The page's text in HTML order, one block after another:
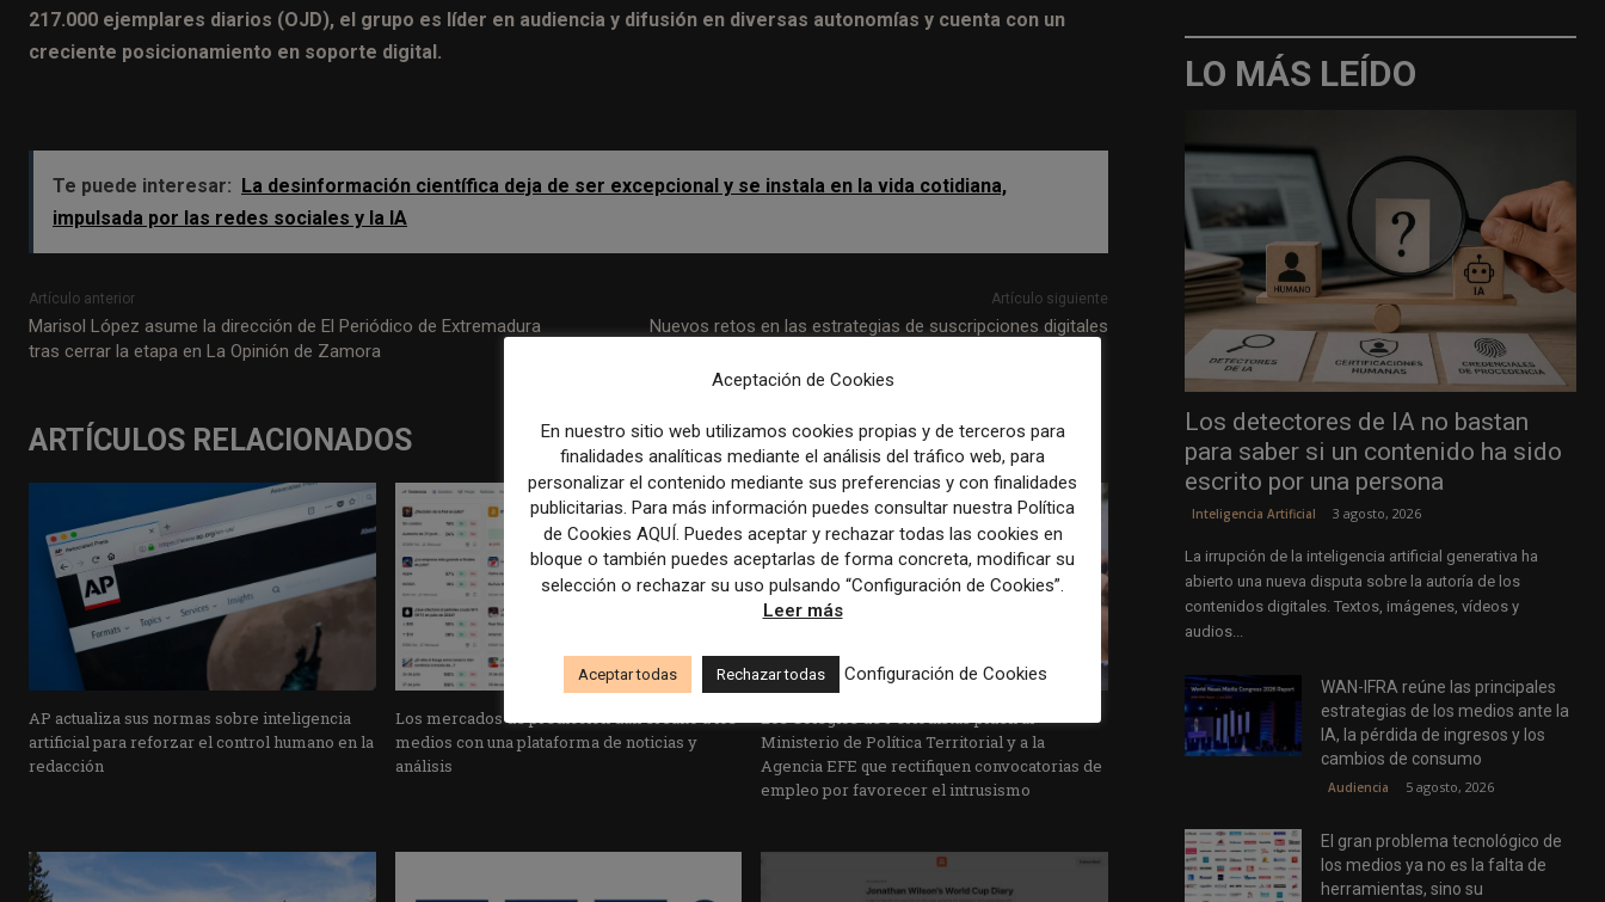
217.000 ejemplares diarios (OJD), el grupo es líder en audiencia y difusión en diversas autonomías y cuenta con un
creciente posicionamiento en soporte digital.
Te puede interesar: La desinformación científica deja de ser excepcional y se instala en la vida cotidiana,
impulsada por las redes sociales y la IA
Artículo anterior
Marisol López asume la dirección de El Periódico de Extremadura
tras cerrar la etapa en La Opinión de Zamora
Artículo siguiente
Nuevos retos en las estrategias de suscripciones digitales
ARTÍCULOS RELACIONADOS
AP actualiza sus normas sobre inteligencia
artificial para reforzar el control humano en la
redacción
Los mercados de predicción dan el salto a los
medios con una plataforma de noticias y
análisis
Los Colegios de Periodistas piden al
Ministerio de Política Territorial y a la
Agencia EFE que rectifiquen convocatorias de
empleo por favorecer el intrusismo
LO MÁS LEÍDO
Los detectores de IA no bastan
para saber si un contenido ha sido
escrito por una persona
Inteligencia Artificial 3 agosto, 2026
La irrupción de la inteligencia artificial generativa ha
abierto una nueva disputa sobre la autoría de los
contenidos digitales. Textos, imágenes, vídeos y
audios...
WAN-IFRA reúne las principales
estrategias de los medios ante la
IA, la pérdida de ingresos y los
cambios de consumo
Audiencia 5 agosto, 2026
El gran problema tecnológico de
los medios ya no es la falta de
herramientas, sino su
Aceptación de Cookies
En nuestro sitio web utilizamos cookies propias y de terceros para
finalidades analíticas mediante el análisis del tráfico web, para
personalizar el contenido mediante sus preferencias y con finalidades
publicitarias. Para más información puedes consultar nuestra Política
de Cookies AQUÍ. Puedes aceptar y rechazar todas las cookies en
bloque o también puedes aceptarlas de forma concreta, modificar su
selección o rechazar su uso pulsando “Configuración de Cookies”.
Leer más
Aceptar todas Rechazar todas Configuración de Cookies